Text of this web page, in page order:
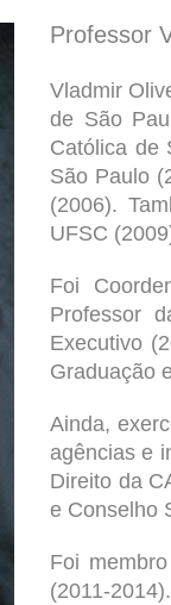
Professor
Vladmir
de São
Católica de
São Paulo
(2006).
UFSC
Foi
Professor
Executivo
Graduação
Ainda,
agências e
Direito da
e Conselho
Foi
(2011-